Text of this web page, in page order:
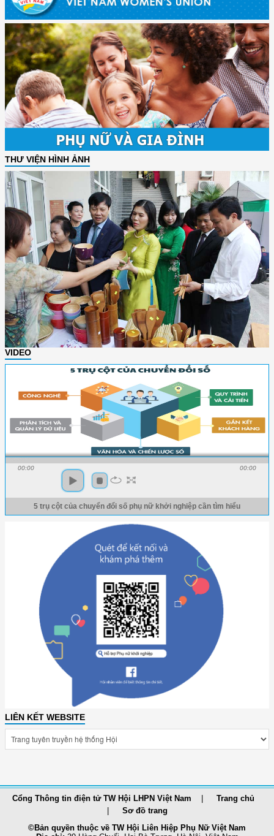
THƯ VIỆN HÌNH ẢNH
VIDEO
00:00 00:00
5 trụ cột của chuyển đổi số phụ nữ khởi nghiệp cần tìm hiểu
LIÊN KẾT WEBSITE
Cổng Thông tin điện tử TW Hội LHPN Việt Nam
Trang chủ
Sơ đồ trang
©Bản quyền thuộc về TW Hội Liên Hiệp Phụ Nữ Việt Nam